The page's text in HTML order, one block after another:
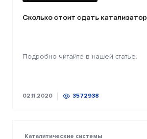
Сколько стоит сдать катализатор
Подробно читайте в нашей статье.
02.11.2020 3572938
Каталитические системы